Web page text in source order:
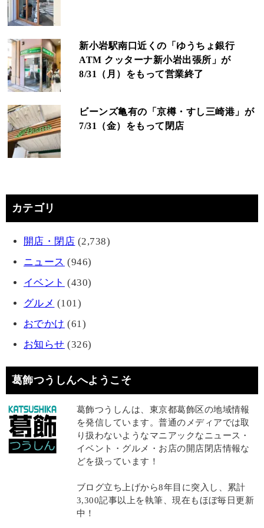
新小岩駅南口近くの「ゆうちょ銀行
ATM クッターナ新小岩出張所」が
8/31（月）をもって営業終了
ビーンズ亀有の「京樽・すし三崎港」が
7/31（金）をもって閉店
カテゴリ
開店・閉店 (2,738)
ニュース (946)
イベント (430)
グルメ (101)
おでかけ (61)
お知らせ (326)
葛飾つうしんへようこそ
葛飾つうしんは、東京都葛飾区の地域情報
を発信しています。普通のメディアでは取
り扱わないようなマニアックなニュース・
イベント・グルメ・お店の開店閉店情報な
どを扱っています！
ブログ立ち上げから8年目に突入し、累計
3,300記事以上を執筆、現在もほぼ毎日更新
中！